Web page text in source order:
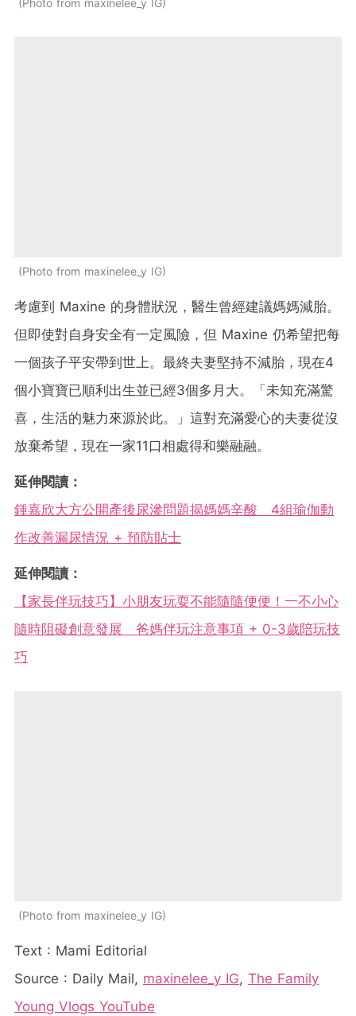
Photo from maxinelee_y IG
考慮到 Maxine 的身體狀況，醫生曾經建議媽媽減胎。
但即使對自身安全有一定風險，但 Maxine 仍希望把每
一個孩子平安帶到世上。最終夫妻堅持不減胎，現在4
個小寶寶已順利出生並已經3個多月大。「未知充滿驚
喜，生活的魅力來源於此。」這對充滿愛心的夫妻從沒
放棄希望，現在一家11口相處得和樂融融。
延伸閱讀：
鍾嘉欣大方公開產後尿滲問題揭媽媽辛酸 4組瑜伽動
作改善漏尿情況 + 預防貼士
延伸閱讀：
【家長伴玩技巧】小朋友玩耍不能隨隨便便！一不小心
隨時阻礙創意發展 爸媽伴玩注意事項 + 0-3歲陪玩技
巧
Photo from maxinelee_y IG
Text : Mami Editorial
Source : Daily Mail, maxinelee_y IG, The Family
Young Vlogs YouTube